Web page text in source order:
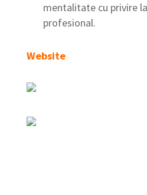
mentalitate cu privire
profesional.
Website